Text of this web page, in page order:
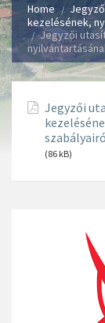
Home
kezelésének,
Jegyzői
Jegyzői
(86 kB)